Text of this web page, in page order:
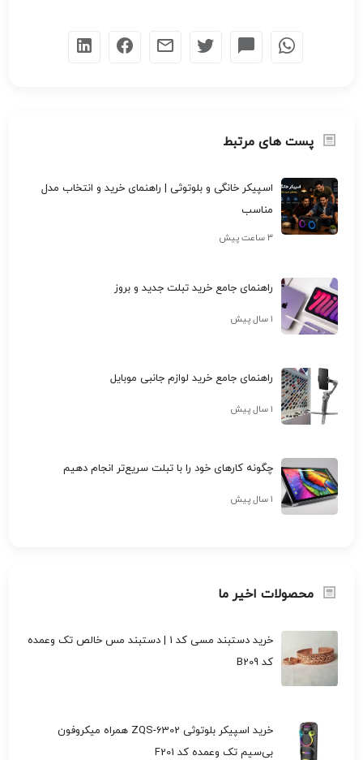
پست های مرتبط
اسپیکر خانگی و بلوتوثی | راهنمای خرید و انتخاب مدل
مناسب
۳ ساعت پیش
راهنمای جامع خرید تبلت جدید و بروز
۱ سال پیش
راهنمای جامع خرید لوازم جانبی موبایل
۱ سال پیش
چگونه کارهای خود را با تبلت سریع‌تر انجام دهیم
۱ سال پیش
محصولات اخیر ما
خرید دستبند مسی کد 1 | دستبند مس خالص تک وعمده
کد B209
خرید اسپیکر بلوتوثی ZQS-6302 همراه میکروفون
بی‌سیم تک وعمده کد F201